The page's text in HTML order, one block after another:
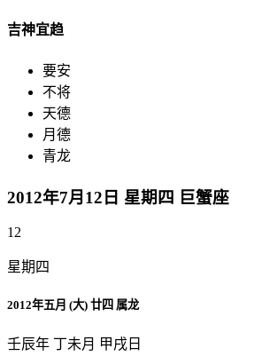
吉神宜趋
要安
不将
天德
月德
青龙
2012年7月12日 星期四 巨蟹座
12
星期四
2012年五月 (大) 廿四 属龙
壬辰年 丁未月 甲戌日